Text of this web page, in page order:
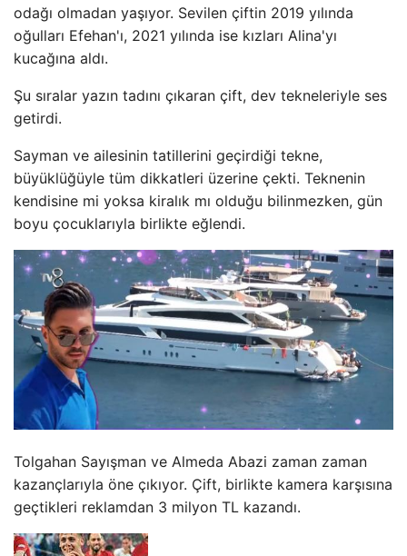
odağı olmadan yaşıyor. Sevilen çiftin 2019 yılında
oğulları Efehan'ı, 2021 yılında ise kızları Alina'yı
kucağına aldı.
Şu sıralar yazın tadını çıkaran çift, dev tekneleriyle ses
getirdi.
Sayman ve ailesinin tatillerini geçirdiği tekne,
büyüklüğüyle tüm dikkatleri üzerine çekti. Teknenin
kendisine mi yoksa kiralık mı olduğu bilinmezken, gün
boyu çocuklarıyla birlikte eğlendi.
Tolgahan Sayışman ve Almeda Abazi zaman zaman
kazançlarıyla öne çıkıyor. Çift, birlikte kamera karşısına
geçtikleri reklamdan 3 milyon TL kazandı.